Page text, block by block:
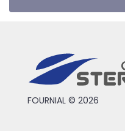
FOURNIAL © 2026